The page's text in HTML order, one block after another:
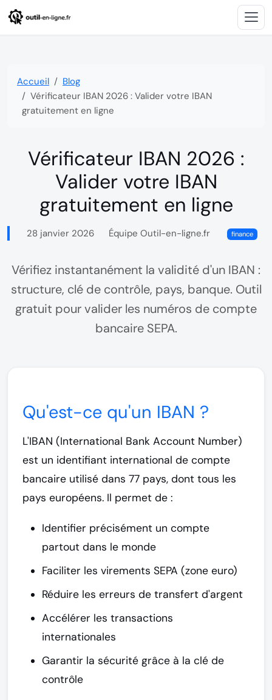
Accueil
Blog
Vérificateur IBAN 2026 : Valider votre IBAN
gratuitement en ligne
Vérificateur IBAN 2026 :
Valider votre IBAN
gratuitement en ligne
28 janvier 2026 Équipe Outil-en-ligne.fr finance
Vérifiez instantanément la validité d'un IBAN :
structure, clé de contrôle, pays, banque. Outil
gratuit pour valider les numéros de compte
bancaire SEPA.
Qu'est-ce qu'un IBAN ?
L'IBAN (International Bank Account Number)
est un identifiant international de compte
bancaire utilisé dans 77 pays, dont tous les
pays européens. Il permet de :
Identifier précisément un compte
partout dans le monde
Faciliter les virements SEPA (zone euro)
Réduire les erreurs de transfert d'argent
Accélérer les transactions
internationales
Garantir la sécurité grâce à la clé de
contrôle